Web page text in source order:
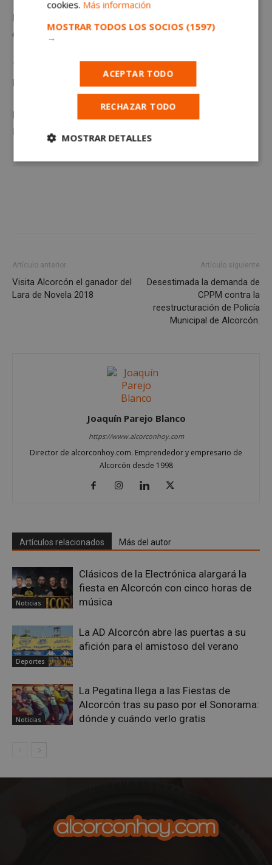
Las inscripciones se podrán hacer a través de la web
oficial
https://www.holilife.es/
Te proponemos a disfrutar de esta cita durante 5
kilometros bañados en los divertidos colores.
Más noticias en AlcorconHoy en
https://alcorconhoy.com
Artículo anterior
Visita Alcorcón el ganador del
Lara de Novela 2018
Artículo siguiente
Desestimada la demanda de
CPPM contra la
reestructuración de Policía
Municipal de Alcorcón.
Joaquín Parejo Blanco
https://www.alcorconhoy.com
Director de alcorconhoy.com. Emprendedor y empresario de
Alcorcón desde 1998
Artículos relacionados Más del autor
Noticias
Clásicos de la Electrónica alargará la
fiesta en Alcorcón con cinco horas de
música
Deportes
La AD Alcorcón abre las puertas a su
afición para el amistoso del verano
Noticias
La Pegatina llega a las Fiestas de
Alcorcón tras su paso por el Sonorama:
dónde y cuándo verlo gratis
cookies. Más información
MOSTRAR TODOS LOS SOCIOS (1597)
→
ACEPTAR TODO
RECHAZAR TODO
MOSTRAR DETALLES
Cookies
Cookies de
Cookies no clasificadas
Cookies estrictamente necesarias
Cookies de rendimiento
Cookies de funcionalidad
Cookies no clasificadas
Las cookies estrictamente necesarias permiten la
inicio de sesión de usuario y la gestión de cuentas.
El sitio web no se puede utilizar correctamente sin
PHPSESSID
PHP.net
Google
Privacy Policy